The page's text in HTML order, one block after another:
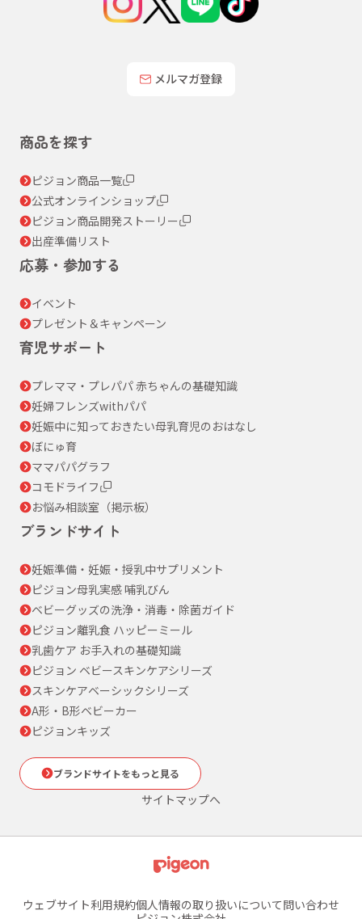
メルマガ登録
商品を探す
ピジョン商品一覧
公式オンラインショップ
ピジョン商品開発ストーリー
出産準備リスト
応募・参加する
イベント
プレゼント＆キャンペーン
育児サポート
プレママ・プレパパ 赤ちゃんの基礎知識
妊婦フレンズwithパパ
妊娠中に知っておきたい母乳育児のおはなし
ぼにゅ育
ママパパグラフ
コモドライフ
お悩み相談室（掲示板）
ブランドサイト
妊娠準備・妊娠・授乳中サプリメント
ピジョン母乳実感 哺乳びん
ベビーグッズの洗浄・消毒・除菌ガイド
ピジョン離乳食 ハッピーミール
乳歯ケア お手入れの基礎知識
ピジョン ベビースキンケアシリーズ
スキンケアベーシックシリーズ
A形・B形ベビーカー
ピジョンキッズ
ブランドサイトをもっと見る
サイトマップへ
ウェブサイト利用規約個人情報の取り扱いについて問い合わせ